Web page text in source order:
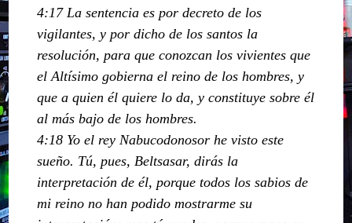
4:17 La sentencia es por decreto de los
vigilantes, y por dicho de los santos la
resolución, para que conozcan los vivientes que
el Altísimo gobierna el reino de los hombres, y
que a quien él quiere lo da, y constituye sobre él
al más bajo de los hombres.
4:18 Yo el rey Nabucodonosor he visto este
sueño. Tú, pues, Beltsasar, dirás la
interpretación de él, porque todos los sabios de
mi reino no han podido mostrarme su